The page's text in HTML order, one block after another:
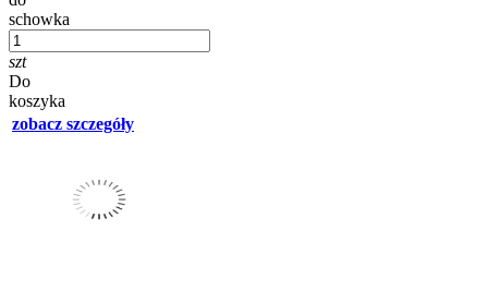
schowka
szt
Do
koszyka
zobacz szczegóły